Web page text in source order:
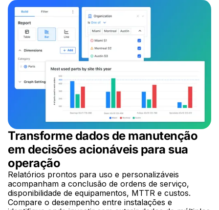
Transforme dados de manutenção
em decisões acionáveis para sua
operação
Relatórios prontos para uso e personalizáveis
acompanham a conclusão de ordens de serviço,
disponibilidade de equipamentos, MTTR e custos.
Compare o desempenho entre instalações e